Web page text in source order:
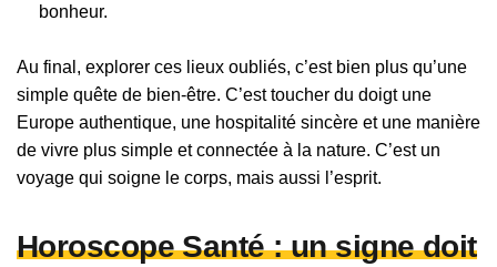
bonheur.
Au final, explorer ces lieux oubliés, c’est bien plus qu’une
simple quête de bien-être. C’est toucher du doigt une
Europe authentique, une hospitalité sincère et une manière
de vivre plus simple et connectée à la nature. C’est un
voyage qui soigne le corps, mais aussi l’esprit.
Horoscope Santé : un signe doit